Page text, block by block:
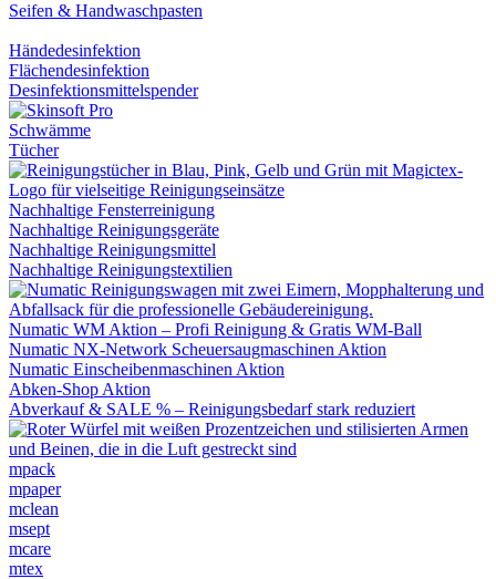
Seifen & Handwaschpasten
Händedesinfektion
Flächendesinfektion
Desinfektionsmittelspender
Schwämme
Tücher
Nachhaltige Fensterreinigung
Nachhaltige Reinigungsgeräte
Nachhaltige Reinigungsmittel
Nachhaltige Reinigungstextilien
Numatic WM Aktion – Profi Reinigung & Gratis WM-Ball
Numatic NX-Network Scheuersaugmaschinen Aktion
Numatic Einscheibenmaschinen Aktion
Abken-Shop Aktion
Abverkauf & SALE % – Reinigungsbedarf stark reduziert
mpack
mpaper
mclean
msept
mcare
mtex